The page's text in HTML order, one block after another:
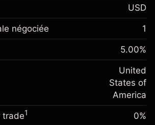
des fonds de
totale de la
-0.021596
%
(-$4.32)
avec effet de levier
avec effet de levier
$1,000.00
-0.000626
%
(-$0.13)
avec effet de levier
USD
négociée 1
5.00%
United
States of
America
trade1 0%